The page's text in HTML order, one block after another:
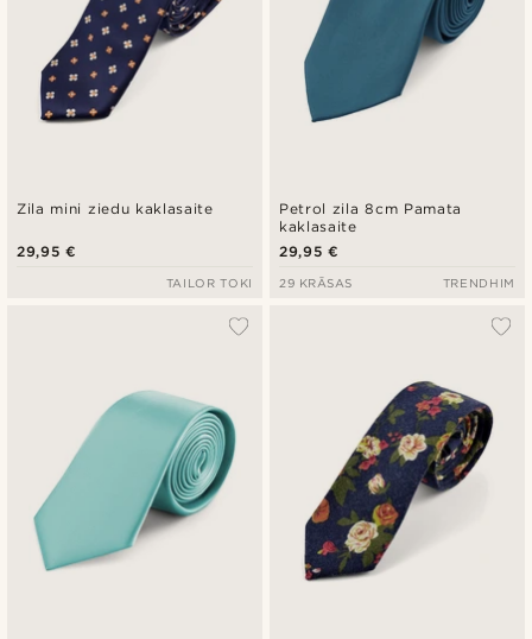
Zila mini ziedu kaklasaite
29,95 €
TAILOR TOKI
Petrol zila 8cm Pamata
kaklasaite
29,95 €
29 KRĀSAS TRENDHIM